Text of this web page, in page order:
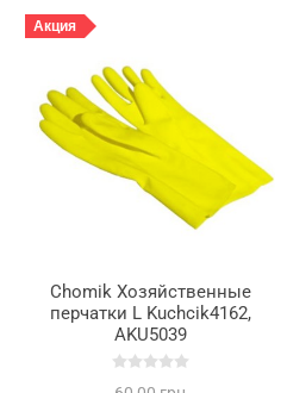
Акция
Chomik Хозяйственные
перчатки L Kuchcik4162,
AKU5039